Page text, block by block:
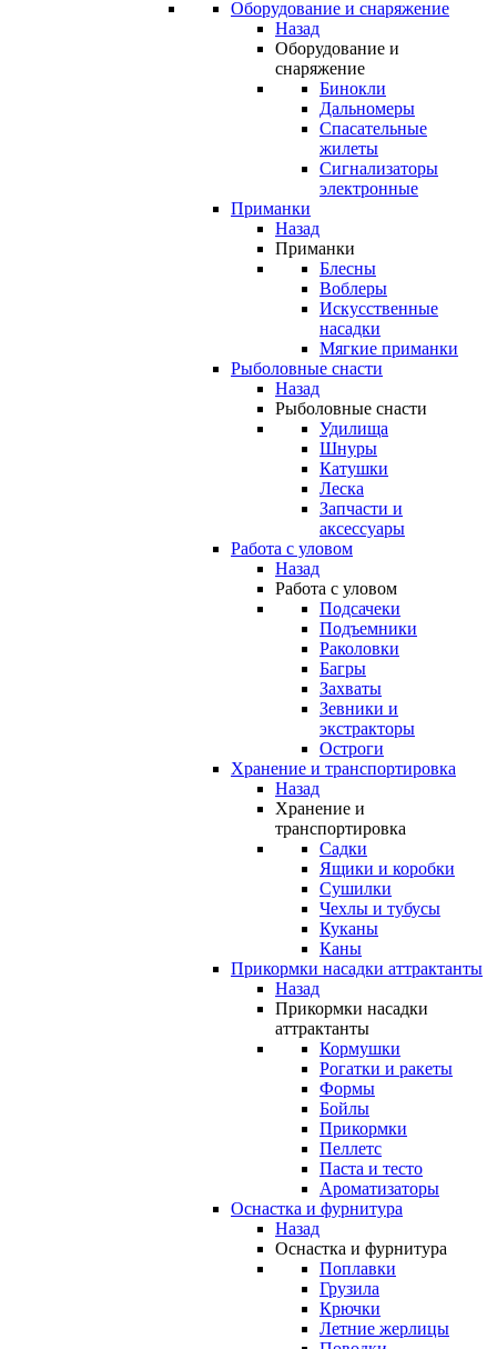
Оборудование и снаряжение
Назад
Оборудование и
снаряжение
Бинокли
Дальномеры
Спасательные
жилеты
Сигнализаторы
электронные
Приманки
Назад
Приманки
Блесны
Воблеры
Искусственные
насадки
Мягкие приманки
Рыболовные снасти
Назад
Рыболовные снасти
Удилища
Шнуры
Катушки
Леска
Запчасти и
аксессуары
Работа с уловом
Назад
Работа с уловом
Подсачеки
Подъемники
Раколовки
Багры
Захваты
Зевники и
экстракторы
Остроги
Хранение и транспортировка
Назад
Хранение и
транспортировка
Садки
Ящики и коробки
Сушилки
Чехлы и тубусы
Куканы
Каны
Прикормки насадки аттрактанты
Назад
Прикормки насадки
аттрактанты
Кормушки
Рогатки и ракеты
Формы
Бойлы
Прикормки
Пеллетс
Паста и тесто
Ароматизаторы
Оснастка и фурнитура
Назад
Оснастка и фурнитура
Поплавки
Грузила
Крючки
Летние жерлицы